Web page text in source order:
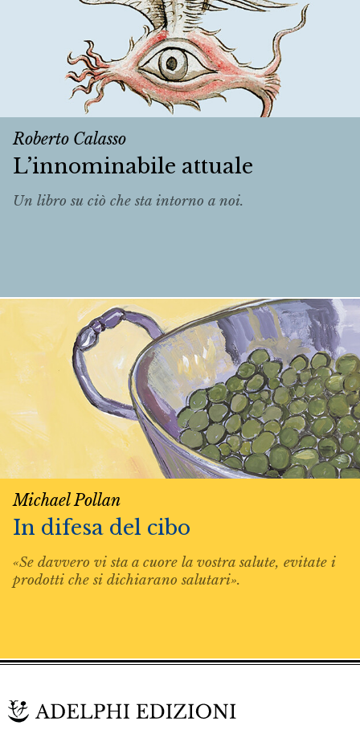
Roberto Calasso
L’innominabile attuale
Un libro su ciò che sta intorno a noi.
Michael Pollan
In difesa del cibo
«Se davvero vi sta a cuore la vostra salute, evitate i
prodotti che si dichiarano salutari».